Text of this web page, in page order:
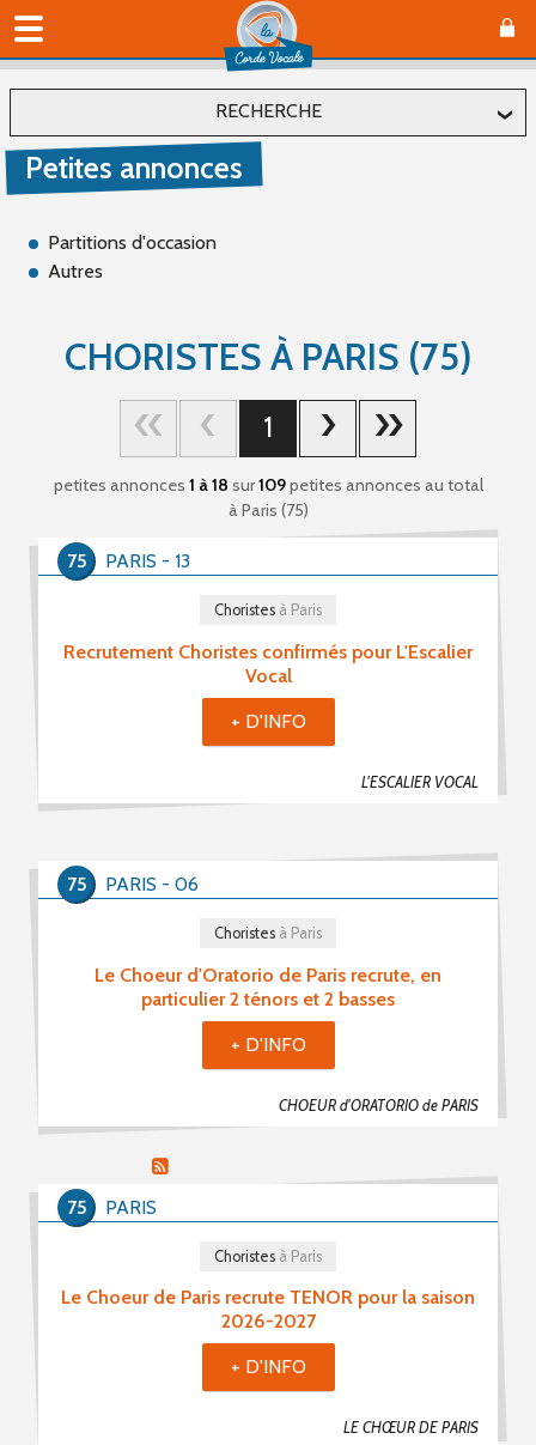
RECHERCHE
Localiser
Affiner
Choristes (104)
Recherche De Partitions (0)
Echanges / Rencontres Entre Groupes Vocaux (0)
Matériels Et Fournitures (1)
Mot(s) clé(s)
PROPOSER UNE PETITE ANNONCE
Petites annonces
Partitions d'occasion
Autres
CHORISTES À PARIS (75)
1
petites annonces 1 à 18 sur109petites annonces au total
à Paris (75)
Recrutement Choristes confirmés pour L'Escalier
Vocal
L'ESCALIER VOCAL
Choristes à Paris
PARIS - 13
75
+ D'INFO
Le Choeur d'Oratorio de Paris recrute, en
particulier 2 ténors et 2 basses
CHOEUR d'ORATORIO de PARIS
Choristes à Paris
PARIS - 06
75
+ D'INFO
Le Choeur de Paris recrute TENOR pour la saison
2026-2027
LE CHŒUR DE PARIS
Choristes à Paris
PARIS
75
+ D'INFO